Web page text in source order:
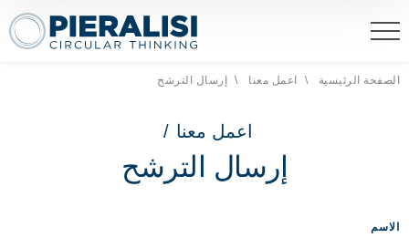
Maip Spa
الصفحة الرئيسية اعمل معنا الصفحة الحالية:
إرسال الترشح
اعمل معنا /
إرسال الترشح
الاسم